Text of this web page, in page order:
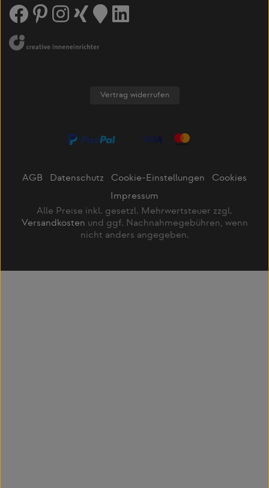
Vertrag widerrufen
AGB Datenschutz Cookie-Einstellungen
Cookies
Impressum
Alle Preise inkl. gesetzl. Mehrwertsteuer zzgl.
Versandkosten und ggf. Nachnahmegebühren, wenn
nicht anders angegeben.